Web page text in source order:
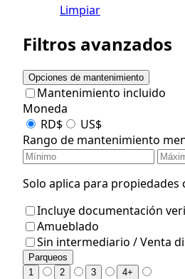
Limpiar
Filtros avanzados
Opciones de mantenimiento
Mantenimiento incluido
Moneda
RD$
US$
Rango de mantenimiento
Solo aplica para
Incluye documentación
Amueblado
Sin intermediario / Venta
Parqueos
1
2 3
4+